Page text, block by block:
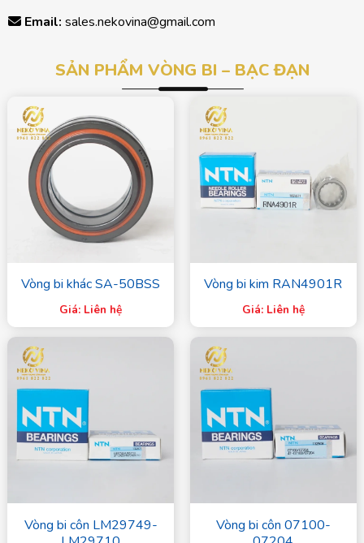
Email: sales.nekovina@gmail.com
SẢN PHẨM VÒNG BI – BẠC ĐẠN
Vòng bi khác SA-50BSS
Giá: Liên hệ
Vòng bi kim RAN4901R
Giá: Liên hệ
Vòng bi côn LM29749-
Vòng bi côn 07100-